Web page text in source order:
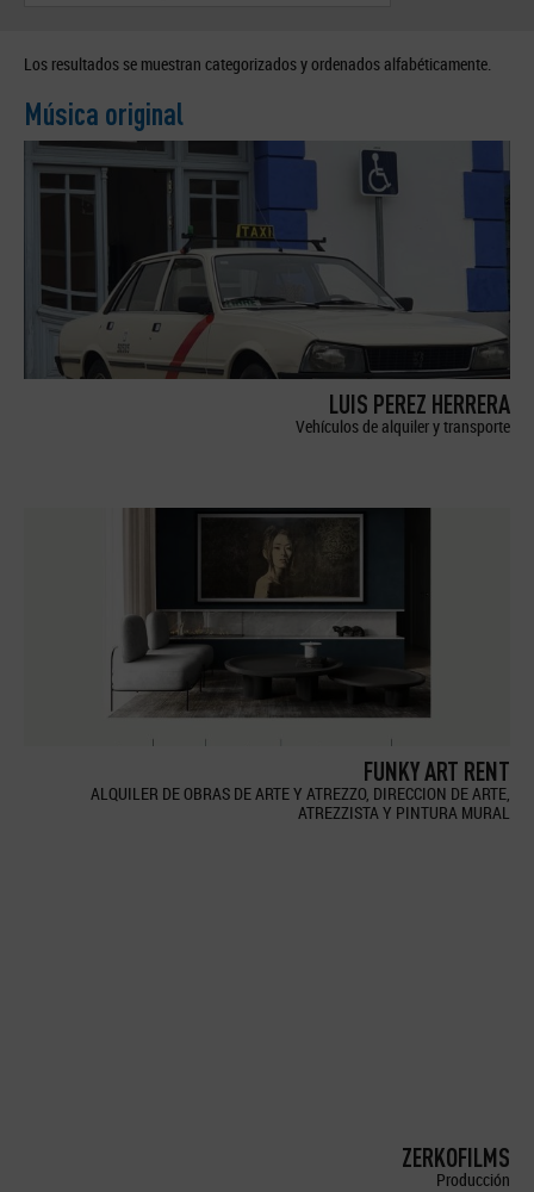
Los resultados se muestran categorizados y ordenados alfabéticamente.
Música original
LUIS PEREZ HERRERA
Vehículos de alquiler y transporte
FUNKY ART RENT
ALQUILER DE OBRAS DE ARTE Y ATREZZO, DIRECCION DE ARTE,
ATREZZISTA Y PINTURA MURAL
ZERKOFILMS
Producción